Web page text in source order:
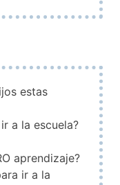
estas
a la escuela?
aprendizaje?
ir a la